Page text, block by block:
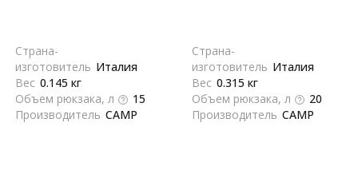
Страна-
изготовитель Италия
Вес 0.145 кг
Объем рюкзака, л
15
Производитель CAMP
Страна-
изготовитель Италия
Вес 0.315 кг
Объем рюкзака, л
20
Производитель CAMP